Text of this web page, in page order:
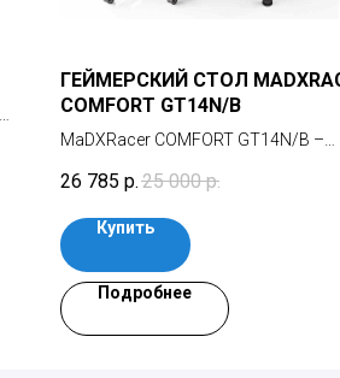
ГЕЙМЕРСКИЙ СТОЛ
COMFORT GT14N/B
MaDXRacer COMFORT GT14N/B –
профессиональный геймерский
подставкой, тумбой и надставкой.
26 785 р. 25 000 р.
Купить
Подробнее